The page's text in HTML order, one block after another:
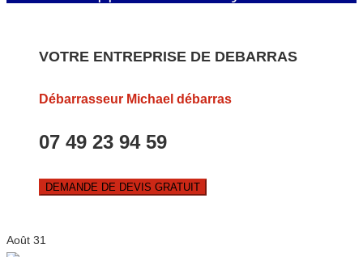
VOTRE ENTREPRISE DE DEBARRAS
Débarrasseur Michael débarras
07 49 23 94 59
DEMANDE DE DEVIS GRATUIT
Août 31